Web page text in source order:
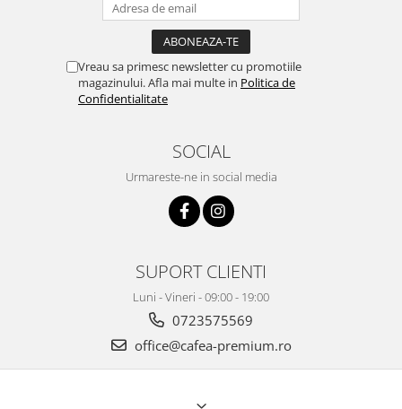
Vreau sa primesc newsletter cu promotiile
magazinului. Afla mai multe in Politica de
Confidentialitate
SOCIAL
Urmareste-ne in social media
SUPORT CLIENTI
Luni - Vineri - 09:00 - 19:00
0723575569
office@cafea-premium.ro